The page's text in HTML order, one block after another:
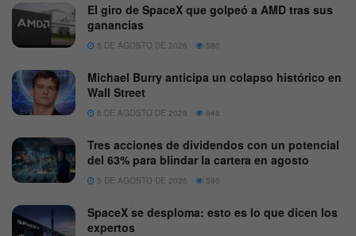
El giro de SpaceX que golpeó a AMD tras sus
ganancias
5 DE AGOSTO DE 2026 580
Michael Burry anticipa un colapso histórico en
Wall Street
5 DE AGOSTO DE 2026 648
Tres acciones de dividendos con un potencial
del 63% para blindar la cartera en agosto
5 DE AGOSTO DE 2026 596
SpaceX se desploma: esto es lo que dicen los
expertos